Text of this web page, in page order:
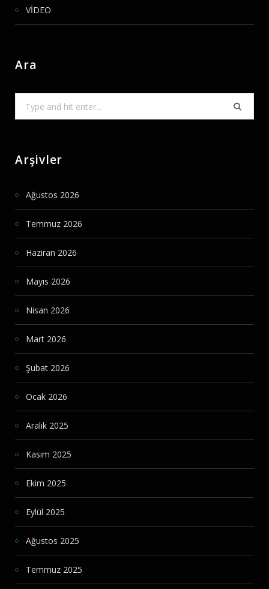
VİDEO
Ara
Arşivler
Ağustos 2026
Temmuz 2026
Haziran 2026
Mayıs 2026
Nisan 2026
Mart 2026
Şubat 2026
Ocak 2026
Aralık 2025
Kasım 2025
Ekim 2025
Eylül 2025
Ağustos 2025
Temmuz 2025